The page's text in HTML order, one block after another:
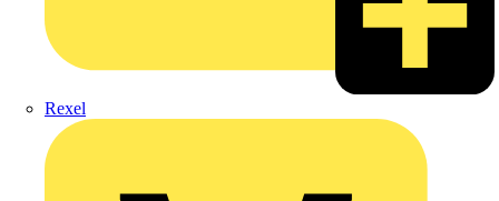
Rexel